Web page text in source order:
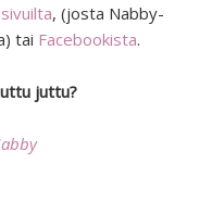
, (josta Nabby-
tai Facebookista.
juttu?